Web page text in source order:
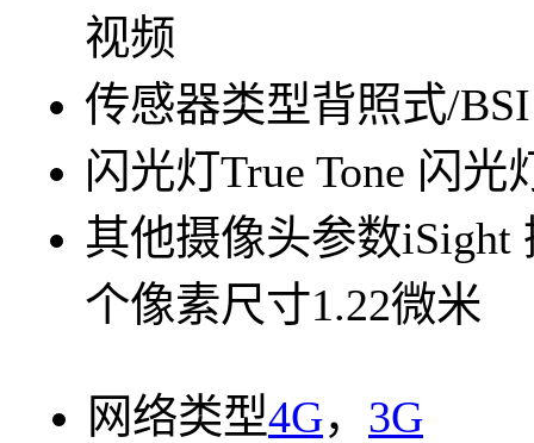
视频
传感器类型背照式/
闪光灯True Tone 闪光
其他摄像头参数iSight
个像素尺寸1.22微米
网络类型4G， 3G